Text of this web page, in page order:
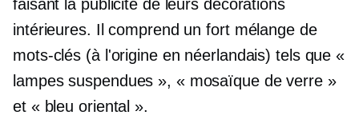
faisant la publicité de leurs décorations
intérieures. Il comprend un fort mélange de
mots-clés (à l'origine en néerlandais) tels que «
lampes suspendues », « mosaïque de verre »
et « bleu oriental ».